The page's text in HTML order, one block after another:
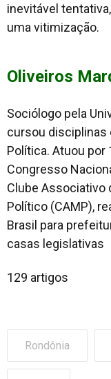
inevitável
uma vitimização.
Oliveiros
Sociólogo pela
cursou disciplinas
Política. Atuou
Congresso
Clube Associativo
Político (CAMP),
Brasil para
casas legislativas
129 artigos
Rondônia